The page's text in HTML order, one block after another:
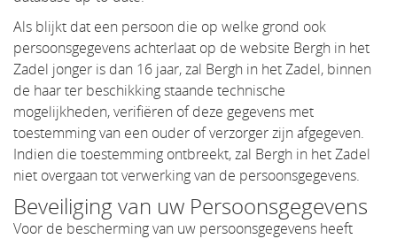
Als blijkt dat een persoon die op welke grond ook
persoonsgegevens achterlaat op de website Bergh in het
Zadel jonger is dan 16 jaar, zal Bergh in het Zadel, binnen
de haar ter beschikking staande technische
mogelijkheden, verifiëren of deze gegevens met
toestemming van een ouder of verzorger zijn afgegeven.
Indien die toestemming ontbreekt, zal Bergh in het Zadel
niet overgaan tot verwerking van de persoonsgegevens.
Beveiliging van uw Persoonsgegevens
Voor de bescherming van uw persoonsgegevens heeft